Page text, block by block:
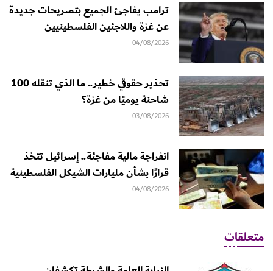
ترامب يفاجئ الجميع بتصريحات جديدة
عن غزة واللاجئين الفلسطينيين
04/08/2026
تحذير حقوقي خطير.. ما الذي تنقله 100
شاحنة يوميًا من غزة؟
03/08/2026
انفراجة مالية مفاجئة.. إسرائيل تتخذ
قرارًا بشأن مليارات الشيكل الفلسطينية
04/08/2026
متعلقات